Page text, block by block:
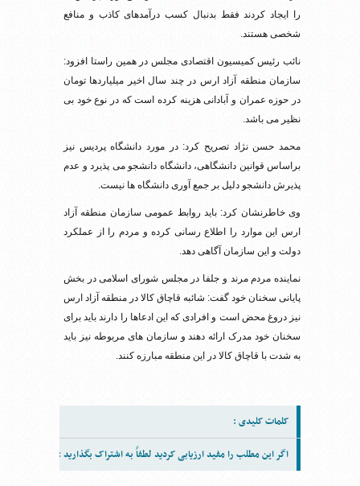
را ایجاد کردند فقط بدنبال کسب درآمدهای کاذب و منافع
شخصی هستند.
نائب رئیس کمیسیون اقتصادی مجلس در همین راستا افزود:
سازمان منطقه آزاد ارس در چند سال اخیر میلیاردها تومان
در حوزه عمران و آبادانی هزینه کرده است که در نوع خود بی
نظیر می باشد.
محمد حسن نژاد تصریح کرد: در مورد دانشگاه پردیس نیز
براساس قوانین دانشگاهی، دانشگاه دانشجو می پذیرد و عدم
پذیرش دانشجو دلیل بر جمع آوری دانشگاه ها نیست.
وی خاطرنشان کرد: باید روابط عمومی سازمان منطقه آزاد
ارس این موارد را اطلاع رسانی کرده و مردم را از عملکرد
دولت و این سازمان آگاهی دهد.
نماینده مردم مرند و جلفا در مجلس شورای اسلامی در بخش
پایانی سخنان خود گفت: شائبه قاچاق کالا در منطقه آزاد ارس
نیز دروغ محض است و افرادی که این ادعاها را دارند باید برای
سخنان خود مدرک ارائه دهند و سازمان های مربوطه نیز باید
به شدت با قاچاق کالا در این منطقه مبارزه کنند.
کلمات کلیدی :
اگر این مطلب را مفید ارزیابی کردید لطفاً به اشتراک بگذارید :